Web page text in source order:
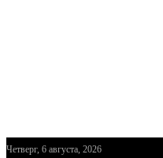
Четверг, 6 августа, 2026